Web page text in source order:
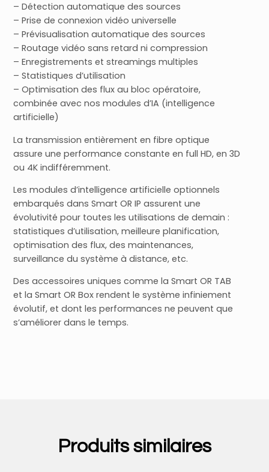
– Détection automatique des sources
– Prise de connexion vidéo universelle
– Prévisualisation automatique des sources
– Routage vidéo sans retard ni compression
– Enregistrements et streamings multiples
– Statistiques d’utilisation
– Optimisation des flux au bloc opératoire,
combinée avec nos modules d’IA (intelligence
artificielle)
La transmission entièrement en fibre optique
assure une performance constante en full HD, en 3D
ou 4K indifféremment.
Les modules d’intelligence artificielle optionnels
embarqués dans Smart OR IP assurent une
évolutivité pour toutes les utilisations de demain :
statistiques d’utilisation, meilleure planification,
optimisation des flux, des maintenances,
surveillance du système à distance, etc.
Des accessoires uniques comme la Smart OR TAB
et la Smart OR Box rendent le système infiniement
évolutif, et dont les performances ne peuvent que
s’améliorer dans le temps.
Produits similaires